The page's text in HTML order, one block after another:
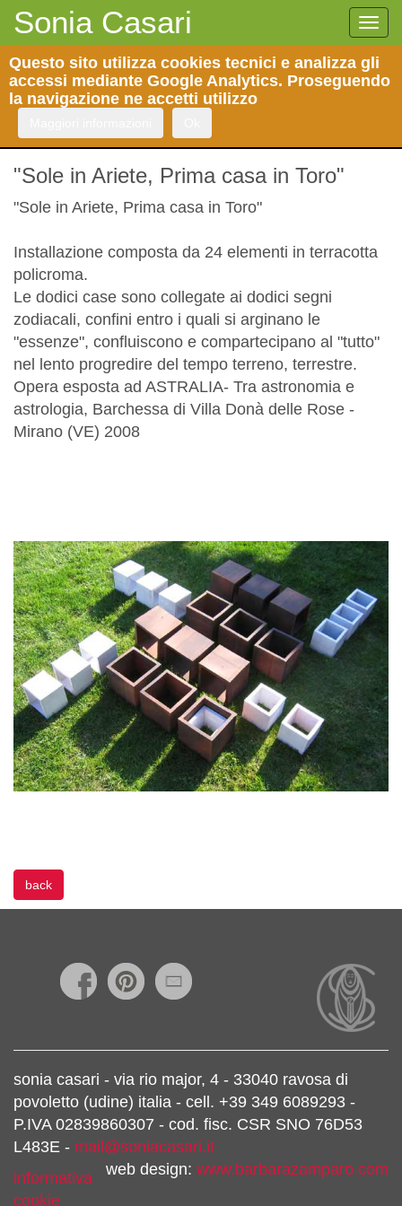
Sonia Casari
arte
"Sole in Ariete, Prima casa in Toro"
"Sole in Ariete, Prima casa in Toro"
Installazione composta da 24 elementi in terracotta
policroma.
Le dodici case sono collegate ai dodici segni
zodiacali, confini entro i quali si arginano le
"essenze", confluiscono e compartecipano al "tutto"
nel lento progredire del tempo terreno, terrestre.
Opera esposta ad ASTRALIA- Tra astronomia e
astrologia, Barchessa di Villa Donà delle Rose -
Mirano (VE) 2008
back
sonia casari - via rio major, 4 - 33040 ravosa di
povoletto (udine) italia - cell. +39 349 6089293 -
P.IVA 02839860307 - cod. fisc. CSR SNO 76D53
L483E - mail@soniacasari.it
web design: www.barbarazamparo.com
informativa
cookie
Questo sito utilizza cookies tecnici e analizza gli
accessi mediante Google Analytics. Proseguendo
la navigazione ne accetti utilizzo